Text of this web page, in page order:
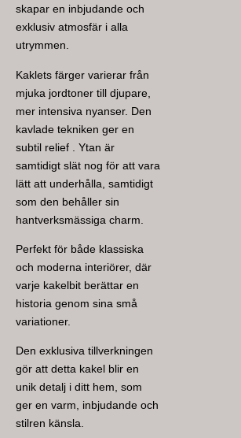
skapar en inbjudande och
exklusiv atmosfär i alla
utrymmen.
Kaklets färger varierar från
mjuka jordtoner till djupare,
mer intensiva nyanser. Den
kavlade tekniken ger en
subtil relief . Ytan är
samtidigt slät nog för att vara
lätt att underhålla, samtidigt
som den behåller sin
hantverksmässiga charm.
Perfekt för både klassiska
och moderna interiörer, där
varje kakelbit berättar en
historia genom sina små
variationer.
Den exklusiva tillverkningen
gör att detta kakel blir en
unik detalj i ditt hem, som
ger en varm, inbjudande och
stilren känsla.